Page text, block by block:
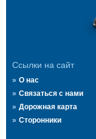
Ссылки на сайт
О нас
Связаться с нами
Дорожная карта
Сторонники